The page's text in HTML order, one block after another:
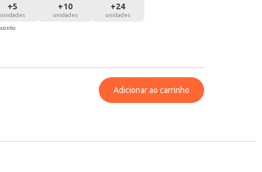
+5
unidades
+10
unidades
+24
unidades
Adicionar ao carrinho